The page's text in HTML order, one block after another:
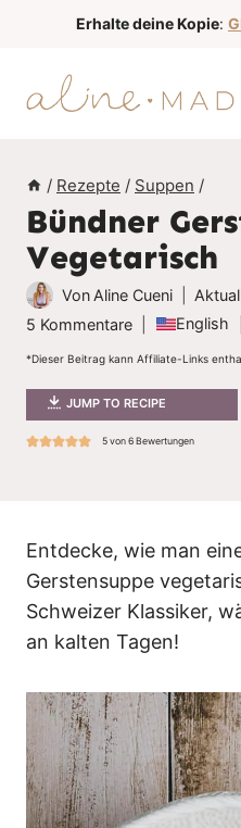
Erhalte deine Kopie:
/ Rezepte / Suppen /
Bündner
Vegetarisch
Von Aline Cueni
5 Kommentare
English
*Dieser Beitrag kann Affiliate-Links
JUMP TO RECIPE
5von6Bewertungen
Entdecke, wie man
Gerstensuppe
Schweizer Klassiker,
an kalten Tagen!